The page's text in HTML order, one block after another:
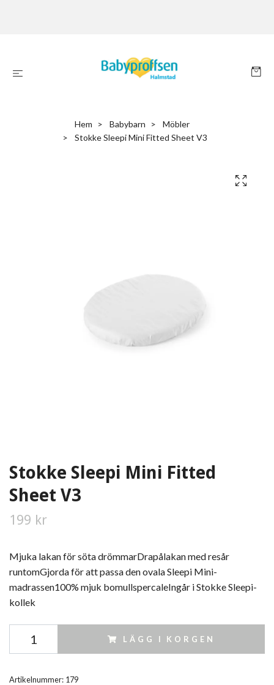
Hem Babybarn
Möbler
Stokke Sleepi Mini Fitted Sheet V3
Stokke Sleepi Mini Fitted
Sheet V3
199 kr
Mjuka lakan för söta drömmarDrapålakan med resår
runtomGjorda för att passa den ovala Sleepi Mini-
madrassen100% mjuk bomullspercaleIngår i Stokke Sleepi-
kollek
LÄGG I KORGEN
Artikelnummer: 179